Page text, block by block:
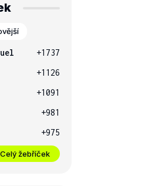
+1737
+1126
+1091
+981
+975
Celý žebříček